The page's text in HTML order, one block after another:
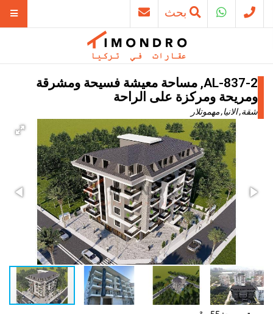
بحث
AL-837-2, مساحة معيشة فسيحة ومشرقة
ومريحة ومركزة على الراحة
شقة, الانيا, مهموتلار